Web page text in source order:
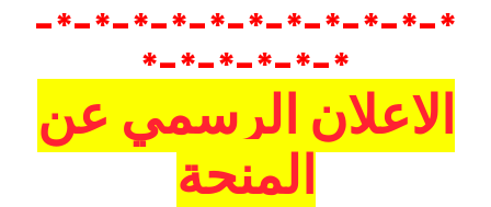
*-*-*-*-*-*-*-*-*-*-*-
*-*-*-*-*-*
الاعلان الرسمي عن
المنحة